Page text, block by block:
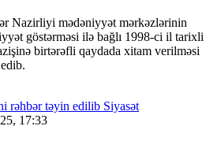
Nazirliyi mədəniyyət mərkəzlərinin
göstərməsi ilə bağlı 1998-ci il tarixli
birtərəfli qaydada xitam verilməsi
Siyasət
17:33